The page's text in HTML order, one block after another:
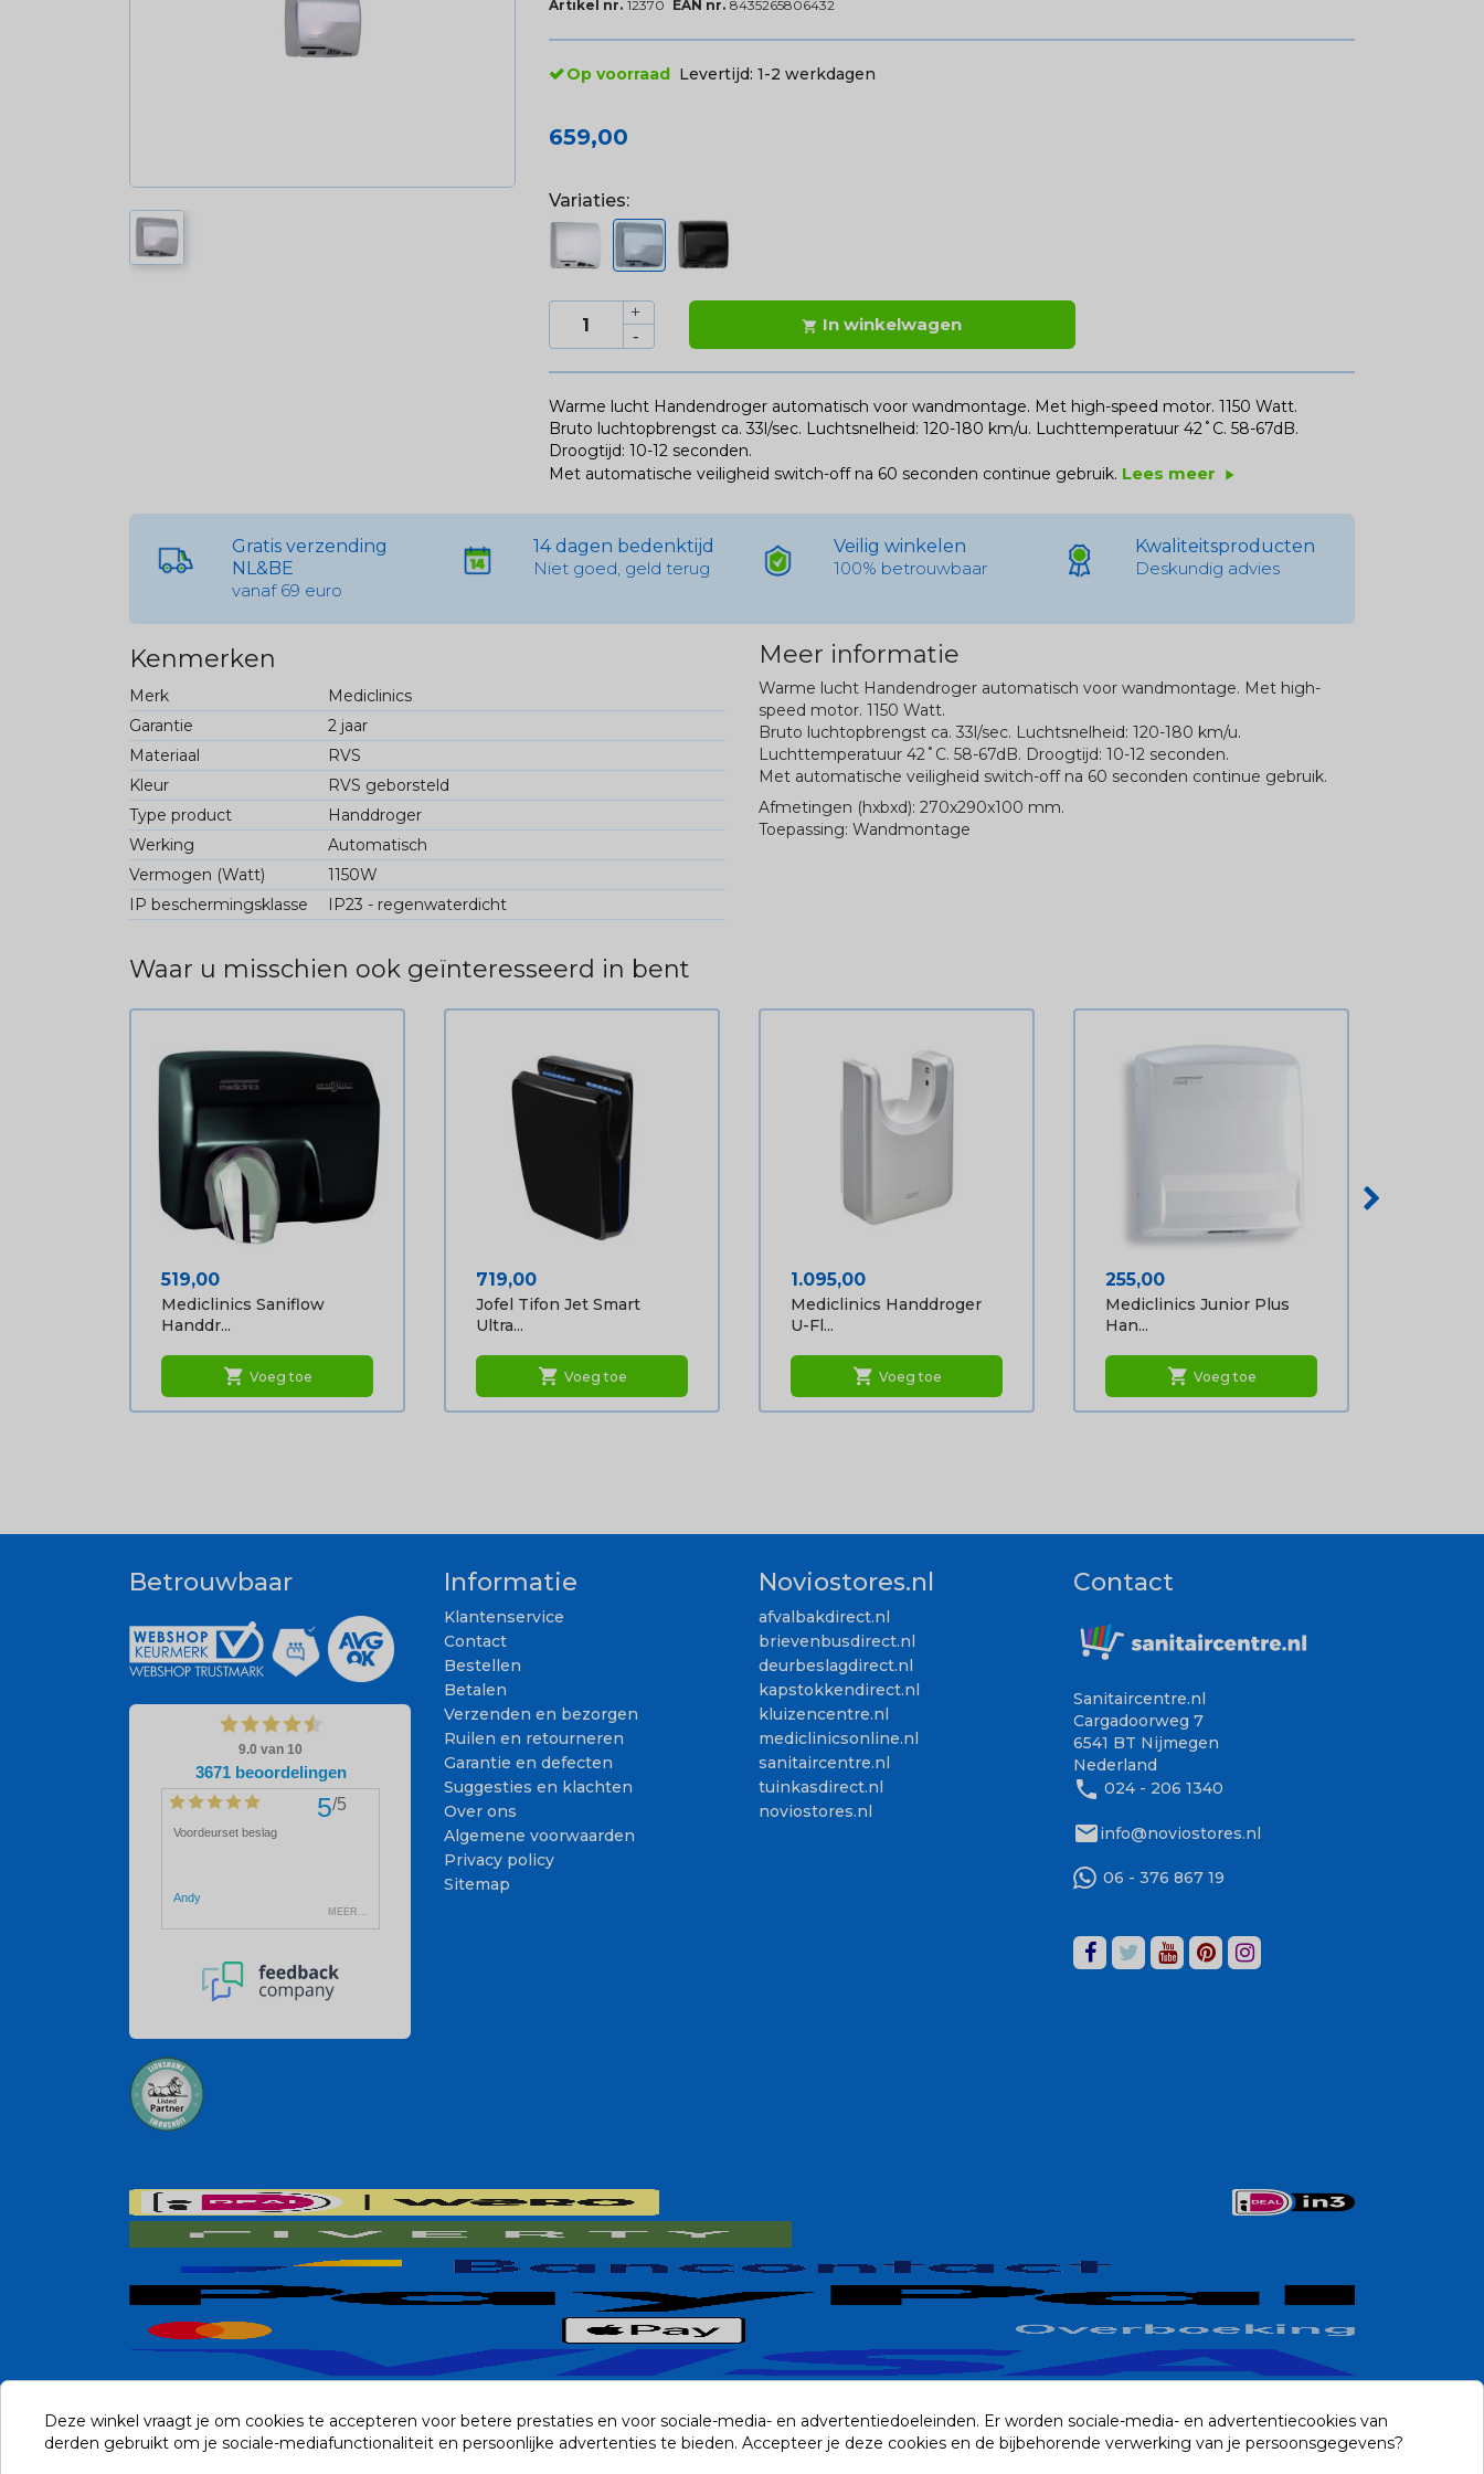
Artikel nr. 12370 EAN nr. 8435265806432
Op voorraad Levertijd: 1-2 werkdagen
659,00
Variaties:
 In winkelwagen
Warme lucht Handendroger automatisch voor wandmontage. Met high-speed motor. 1150 Watt.
Bruto luchtopbrengst ca. 33l/sec. Luchtsnelheid: 120-180 km/u. Luchttemperatuur 42˚C. 58-67dB.
Droogtijd: 10-12 seconden.
Met automatische veiligheid switch-off na 60 seconden continue gebruik. Lees meer play_arrow
Gratis verzending
NL&BE
vanaf 69 euro
14 dagen bedenktijd
Niet goed, geld terug
Veilig winkelen
100% betrouwbaar
Kwaliteitsproducten
Deskundig advies
Kenmerken
Merk
Mediclinics
Garantie
2 jaar
Materiaal
RVS
Kleur
RVS geborsteld
Type product
Handdroger
Werking
Automatisch
Vermogen (Watt)
1150W
IP beschermingsklasse
IP23 - regenwaterdicht
Meer informatie
Warme lucht Handendroger automatisch voor wandmontage. Met high-
speed motor. 1150 Watt.
Bruto luchtopbrengst ca. 33l/sec. Luchtsnelheid: 120-180 km/u.
Luchttemperatuur 42˚C. 58-67dB. Droogtijd: 10-12 seconden.
Met automatische veiligheid switch-off na 60 seconden continue gebruik.
Afmetingen (hxbxd): 270x290x100 mm.
Toepassing: Wandmontage
Waar u misschien ook geïnteresseerd in bent
Prijs
519,00
Mediclinics Saniflow
Handdr...
shopping_cart Voeg toe
Prijs
719,00
Jofel Tifon Jet Smart
Ultra...
shopping_cart Voeg toe
Prijs
1.095,00
Mediclinics Handdroger
U-Fl...
shopping_cart Voeg toe
Prijs
255,00
Mediclinics Junior Plus
Han...
shopping_cart Voeg toe
Betrouwbaar Informatie
Klantenservice
Contact
Bestellen
Betalen
Verzenden en bezorgen
Ruilen en retourneren
Garantie en defecten
Suggesties en klachten
Over ons
Algemene voorwaarden
Privacy policy
Sitemap
Noviostores.nl
afvalbakdirect.nl
brievenbusdirect.nl
deurbeslagdirect.nl
kapstokkendirect.nl
kluizencentre.nl
mediclinicsonline.nl
sanitaircentre.nl
tuinkasdirect.nl
noviostores.nl
Contact
Sanitaircentre.nl
Cargadoorweg 7
6541 BT Nijmegen
Nederland
phone 024 - 206 1340
mailinfo@noviostores.nl
06 - 376 867 19
Deze winkel vraagt je om cookies te accepteren voor betere prestaties en voor sociale-media- en advertentiedoeleinden. Er worden sociale-media- en advertentiecookies van
derden gebruikt om je sociale-mediafunctionaliteit en persoonlijke advertenties te bieden. Accepteer je deze cookies en de bijbehorende verwerking van je persoonsgegevens?